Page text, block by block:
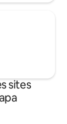
sites